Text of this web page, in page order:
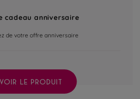
cadeau anniversaire
de votre offre anniversaire
VOIR LE PRODUIT